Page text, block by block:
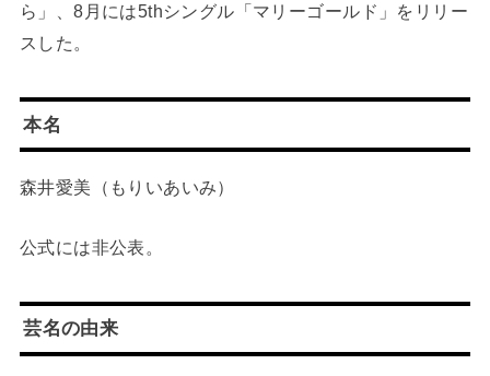
ら」、8月には5thシングル「マリーゴールド」をリリー
スした。
本名
森井愛美（もりいあいみ）
公式には非公表。
芸名の由来